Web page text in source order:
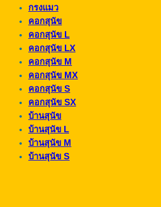
กรงแมว
คอกสุนัข
คอกสุนัข L
คอกสุนัข LX
คอกสุนัข M
คอกสุนัข MX
คอกสุนัข S
คอกสุนัข SX
บ้านสุนัข
บ้านสุนัข L
บ้านสุนัข M
บ้านสุนัข S